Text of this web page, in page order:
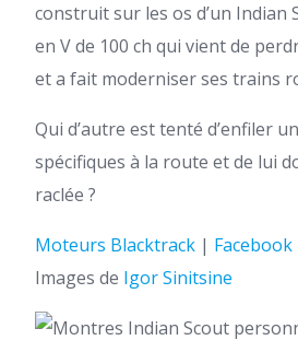
construit sur les os d’un Indian
en V de 100 ch qui vient de
et a fait moderniser ses trains
Qui d’autre est tenté d’enfiler
spécifiques à la route et de lui
raclée ?
Moteurs Blacktrack | Facebook
Images de Igor Sinitsine